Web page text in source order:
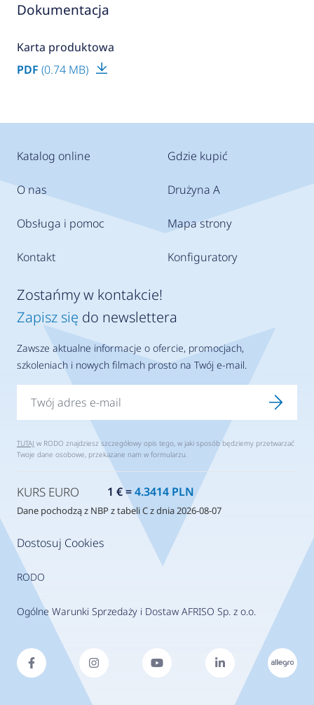
Dokumentacja
Karta produktowa
PDF (0.74 MB)
Katalog online
O nas
Obsługa i pomoc
Kontakt
Gdzie kupić
Drużyna A
Mapa strony
Konfiguratory
Dostosuj Cookies
RODO
Ogólne Warunki Sprzedaży i Dostaw AFRISO Sp. z o.o.
Zostańmy w kontakcie!
Zapisz się do newslettera
Zawsze aktualne informacje o ofercie, promocjach,
szkoleniach i nowych filmach prosto na Twój e-mail.
TUTAJ w RODO znajdziesz szczegółowy opis tego, w jaki sposób będziemy przetwarzać
Twoje dane osobowe, przekazane nam w formularzu.
KURS EURO 1 € =4.3414 PLN
Dane pochodzą z NBP z tabeli C z dnia 2026-08-07